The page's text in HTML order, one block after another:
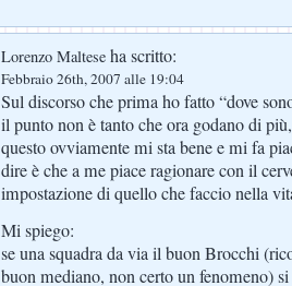
Lorenzo Maltese ha scritto:
Febbraio 26th, 2007 alle 19:04
Sul discorso che prima ho fatto “dove
il punto non è tanto che ora godano di
questo ovviamente mi sta bene e mi fa
dire è che a me piace ragionare con il
impostazione di quello che faccio nella
Mi spiego:
se una squadra da via il buon Brocchi
buon mediano, non certo un fenomeno)